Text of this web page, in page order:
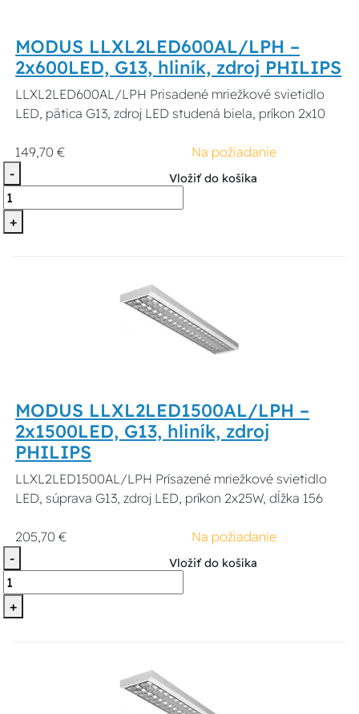
MODUS LLXL2LED600AL/LPH –
2x600LED, G13, hliník, zdroj PHILIPS
LLXL2LED600AL/LPH Prisadené mriežkové svietidlo
LED, pätica G13, zdroj LED studená biela, príkon 2x10
149,70 €
Na požiadanie
-
+
Vložiť do košíka
MODUS LLXL2LED1500AL/LPH –
2x1500LED, G13, hliník, zdroj
PHILIPS
LLXL2LED1500AL/LPH Prísazené mriežkové svietidlo
LED, súprava G13, zdroj LED, príkon 2x25W, dĺžka 156
205,70 €
Na požiadanie
-
+
Vložiť do košíka